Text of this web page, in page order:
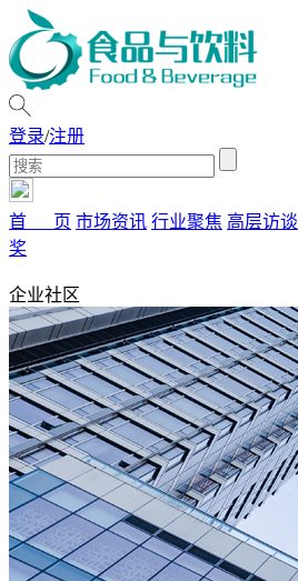
登录/注册
首 页 市场资讯 行业聚焦 高层访谈
奖
企业社区